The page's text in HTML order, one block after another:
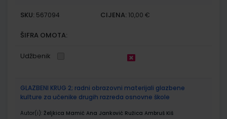
SKU: 567094 CIJENA: 10,00 €
ŠIFRA OMOTA:
Udžbenik
GLAZBENI KRUG 2; radni obrazovni materijali glazbene
kulture za učenike drugih razreda osnovne škole
Autor(i): Željkica Mamić Ana Janković Ružica Ambruš Kiš